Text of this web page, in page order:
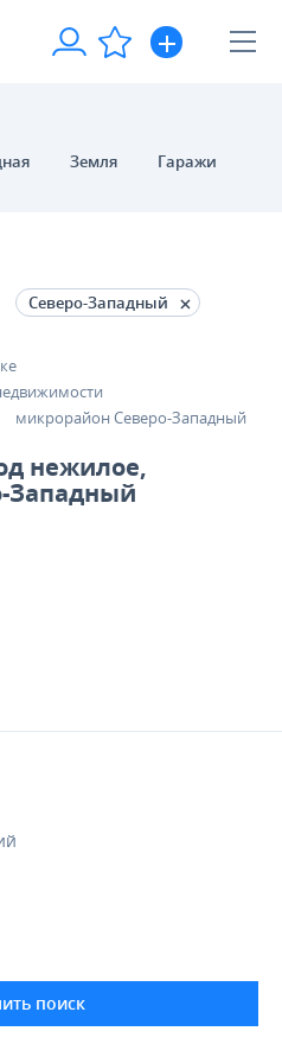
поиск
Земля Гаражи
Северо-Западный
микрорайон Северо-Западный
нежилое,
Западный